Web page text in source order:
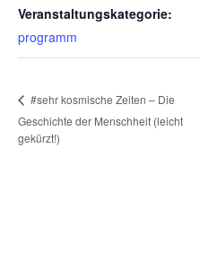
Veranstaltungskategorie:
programm
#sehr kosmische Zeiten – Die
Geschichte der Menschheit (leicht
gekürzt!)